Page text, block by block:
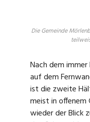
Die Gemeinde
Nach dem
auf dem
ist die zweite
meist in offenem
wieder der Blick